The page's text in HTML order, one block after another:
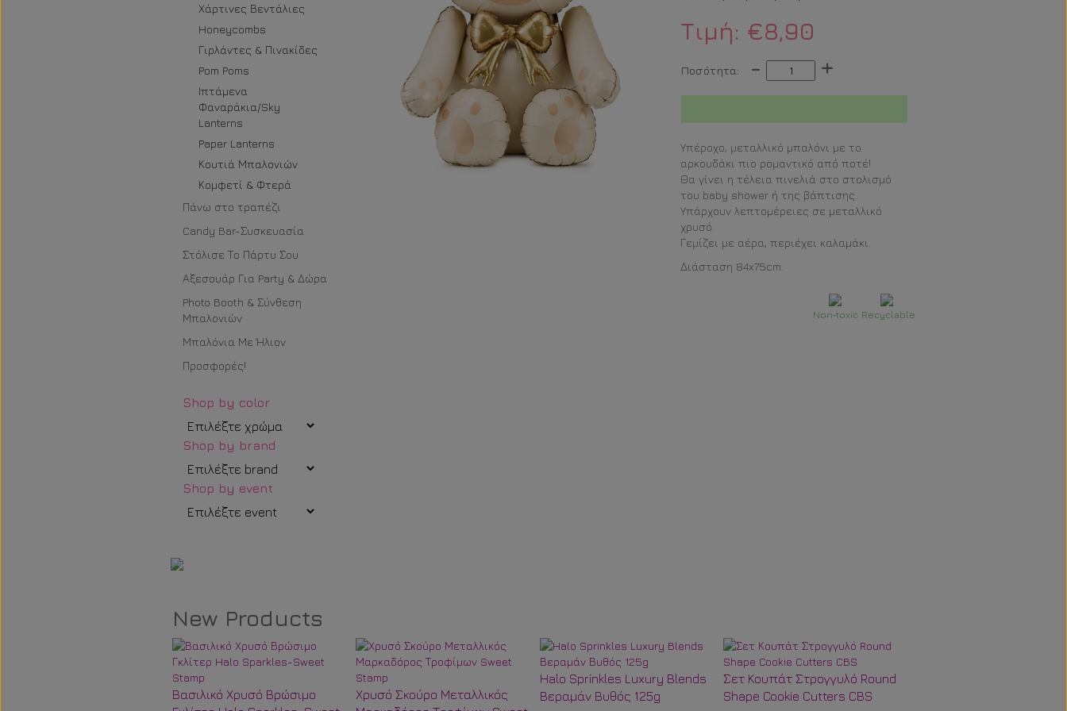
Χάρτινες Βεντάλιες
Honeycombs
Γιρλάντες & Πινακίδες
Pom Poms
Ιπτάμενα
Φαναράκια/Sky
Lanterns
Paper Lanterns
Κουτιά Μπαλονιών
Κομφετί & Φτερά
Πάνω στο τραπέζι
Candy Bar-Συσκευασία
Στόλισε Το Πάρτυ Σου
Αξεσουάρ Για Party & Δώρα
Photo Booth & Σύνθεση
Μπαλονιών
Μπαλόνια Με Ήλιον
Προσφορές!
Shop by color
Shop by brand
Shop by event
Τιμή: €8,90
Ποσότητα: - +
Υπέροχο, μεταλλικό μπαλόνι με το
αρκουδάκι πιο ρομαντικό από ποτέ!
Θα γίνει η τέλεια πινελιά στο στολισμό
του baby shower ή της βάπτισης.
Υπάρχουν λεπτομέρειες σε μεταλλικό
χρυσό.
Γεμίζει με αέρα, περιέχει καλαμάκι.
Διάσταση 84x75cm.
Non‐toxic Recyclable
New Products
Βασιλικό Χρυσό Βρώσιμο
Χρυσό Σκούρο Μεταλλικός
Halo Sprinkles Luxury Blends
Βεραμάν Βυθός 125g
Σετ Κουπάτ Στρογγυλό Round
Shape Cookie Cutters CBS